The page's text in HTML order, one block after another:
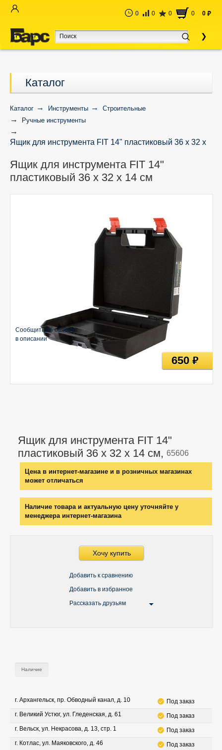
0 0 0 0 0 руб
Каталог
Каталог Инструменты
Строительные
Ручные инструменты
Ящик для инструмента FIT 14" пластиковый 36 х 32 х
Ящик для инструмента FIT 14"
пластиковый 36 х 32 х 14 см
Ящик для инструмента FIT 14"
пластиковый 36 х 32 х 14 см, 65606
Цена в интернет-магазине и в розничных магазинах
может отличаться
Наличие товара и актуальную цену уточняйте у
менеджера интернет-магазина
Хочу купить
Добавить к сравнению
Добавить в избранное
Рассказать друзьям
Сообщить об ошибке
в описании
650руб
Наличие
г. Архангельск, пр. Обводный канал, д. 10
Под заказ
г. Великий Устюг, ул. Гледенская, д. 61
Под заказ
г. Вельск, ул. Некрасова, д. 13, стр. 1
Под заказ
г. Котлас, ул. Маяковского, д. 46
Под заказ